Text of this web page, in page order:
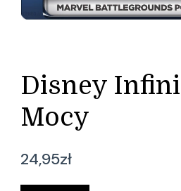
Disney
Mocy
24,95zł